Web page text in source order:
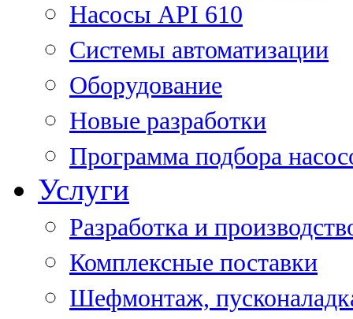
Насосы API 610
Системы автоматизации
Оборудование
Новые разработки
Программа подбора
Услуги
Разработка и
Комплексные поставки
Шефмонтаж,